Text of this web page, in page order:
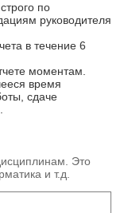
по
руководителя
в течение 6
моментам.
время
сдаче
Это
и т.д.